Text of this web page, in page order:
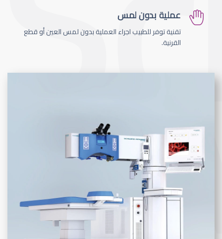
عملية بدون لمس
تقنية توفر للطبيب اجراء العملية بدون لمس العين أو قطع
القرنية.